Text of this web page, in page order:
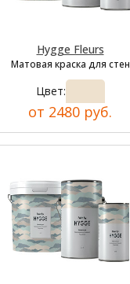
Hygge Fleurs
Матовая краска для стен
Цвет:
от 2480 руб.